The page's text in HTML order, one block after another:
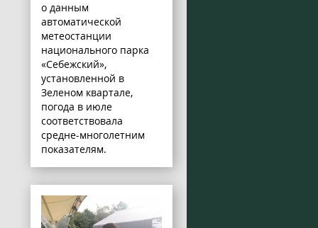
о данным
автоматической
метеостанции
национального парка
«Себежский»,
установленной в
Зеленом квартале,
погода в июле
соответствовала
средне-многолетним
показателям.